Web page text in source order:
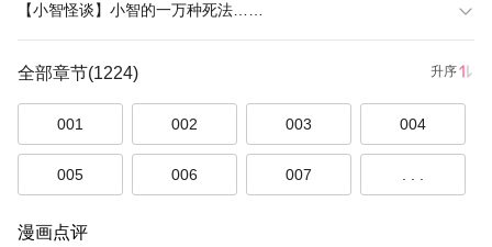
【小智怪谈】小智的一万种死法……
全部章节(1224) 升序
001 002 003 004
005 006 007
漫画点评